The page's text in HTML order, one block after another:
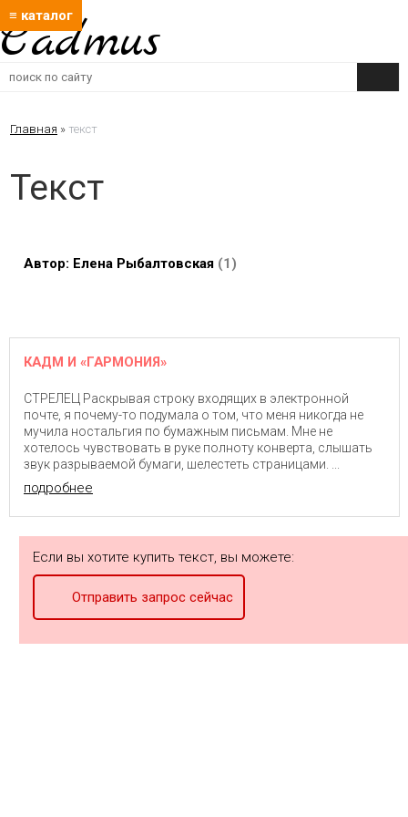
≡ каталог
Cadmus
Главная » текст
Текст
Автор: Елена Рыбалтовская 1
КАДМ И «ГАРМОНИЯ»
СТРЕЛЕЦ Раскрывая строку входящих в электронной
почте, я почему-то подумала о том, что меня никогда не
мучила ностальгия по бумажным письмам. Мне не
хотелось чувствовать в руке полноту конверта, слышать
звук разрываемой бумаги, шелестеть страницами. ...
подробнее
Если вы хотите купить текст, вы можете:
Отправить запрос сейчас